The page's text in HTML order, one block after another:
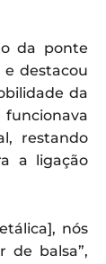
da ponte
destacou
da
restando
a ligação
nós
de balsa”,